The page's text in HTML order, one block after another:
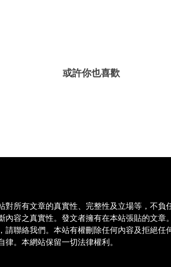
或許你也喜歡
所有文章的真實性、完整性及立場等，不負
容之真實性。發文者擁有在本站張貼的文
聯絡我們。本站有權刪除任何內容及拒絕
。本網站保留一切法律權利。